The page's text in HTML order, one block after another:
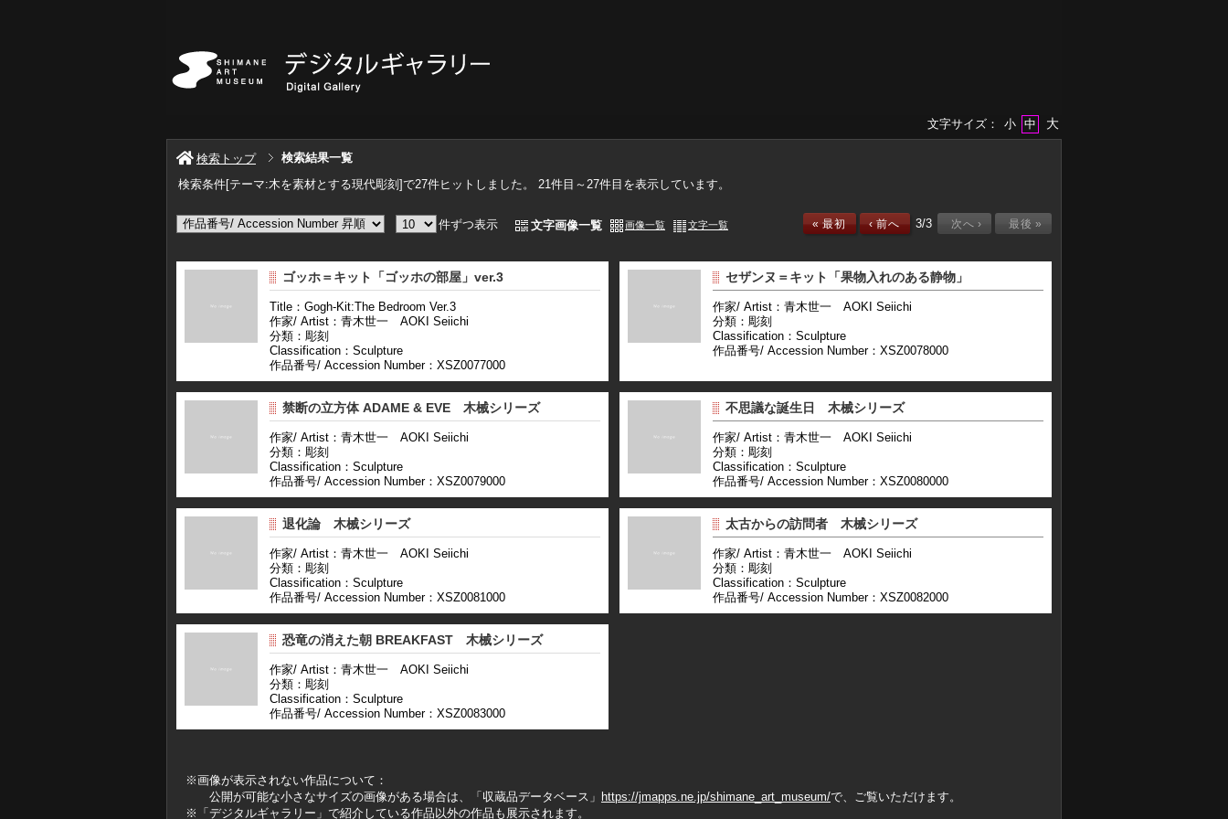
文字サイズ： 小 中 大
検索トップ
検索結果一覧
検索条件[テーマ:木を素材とする現代彫刻]で27件ヒット しました。 21件目～27件目 を表示しています。
件ずつ表示 文字画像一覧 画像一覧 文字一覧 « 最初 ‹ 前へ 3/3 次へ › 最後 »
ゴッホ＝キット「ゴッホの部屋」ver.3
Title：Gogh-Kit:The Bedroom Ver.3
作家/ Artist：青木世一 AOKI Seiichi
分類：彫刻
Classification：Sculpture
作品番号/ Accession Number：XSZ0077000
セザンヌ＝キット「果物入れのある静物」
作家/ Artist：青木世一 AOKI Seiichi
分類：彫刻
Classification：Sculpture
作品番号/ Accession Number：XSZ0078000
禁断の立方体 ADAME & EVE 木械シリーズ
作家/ Artist：青木世一 AOKI Seiichi
分類：彫刻
Classification：Sculpture
作品番号/ Accession Number：XSZ0079000
不思議な誕生日 木械シリーズ
作家/ Artist：青木世一 AOKI Seiichi
分類：彫刻
Classification：Sculpture
作品番号/ Accession Number：XSZ0080000
退化論 木械シリーズ
作家/ Artist：青木世一 AOKI Seiichi
分類：彫刻
Classification：Sculpture
作品番号/ Accession Number：XSZ0081000
太古からの訪問者 木械シリーズ
作家/ Artist：青木世一 AOKI Seiichi
分類：彫刻
Classification：Sculpture
作品番号/ Accession Number：XSZ0082000
恐竜の消えた朝 BREAKFAST 木械シリーズ
作家/ Artist：青木世一 AOKI Seiichi
分類：彫刻
Classification：Sculpture
作品番号/ Accession Number：XSZ0083000
※画像が表示されない作品について：
公開が可能な小さなサイズの画像がある場合は、「収蔵品データベース」 https://jmapps.ne.jp/shimane_art_museum/で、ご覧いただけます。
※「デジタルギャラリー」で紹介している作品以外の作品も展示されます。